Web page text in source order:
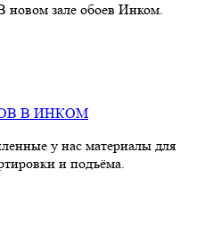
новом зале обоев Инком.
В ИНКОМ
у нас материалы для
и подъёма.